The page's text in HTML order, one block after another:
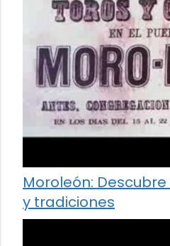
Moroleón:
y tradiciones